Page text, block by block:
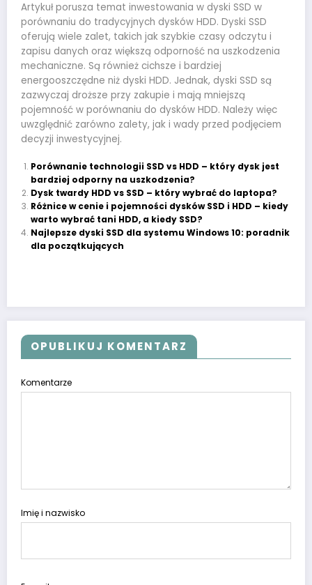
Artykuł porusza temat inwestowania w dyski SSD w
porównaniu do tradycyjnych dysków HDD. Dyski SSD
oferują wiele zalet, takich jak szybkie czasy odczytu i
zapisu danych oraz większą odporność na uszkodzenia
mechaniczne. Są również cichsze i bardziej
energooszczędne niż dyski HDD. Jednak, dyski SSD są
zazwyczaj droższe przy zakupie i mają mniejszą
pojemność w porównaniu do dysków HDD. Należy więc
uwzględnić zarówno zalety, jak i wady przed podjęciem
decyzji inwestycyjnej.
Porównanie technologii SSD vs HDD – który dysk jest
bardziej odporny na uszkodzenia?
Dysk twardy HDD vs SSD – który wybrać do laptopa?
Różnice w cenie i pojemności dysków SSD i HDD – kiedy
warto wybrać tani HDD, a kiedy SSD?
Najlepsze dyski SSD dla systemu Windows 10: poradnik
dla początkujących
OPUBLIKUJ KOMENTARZ
Komentarze
Imię i nazwisko